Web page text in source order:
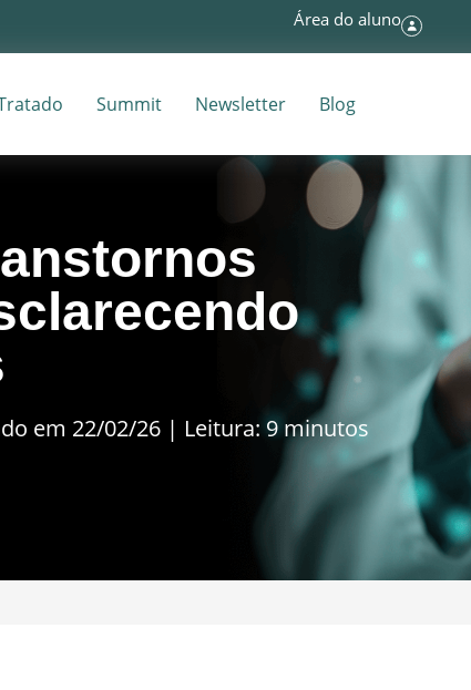
Área do aluno
Summit Newsletter Blog
em 22/02/26 | Leitura: 9 minutos